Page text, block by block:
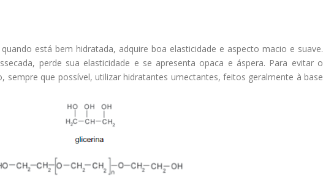
está bem hidratada, adquire boa elasticidade e aspecto macio e suave.
perde sua elasticidade e se apresenta opaca e áspera. Para evitar o
sempre que possível, utilizar hidratantes umectantes, feitos geralmente à base